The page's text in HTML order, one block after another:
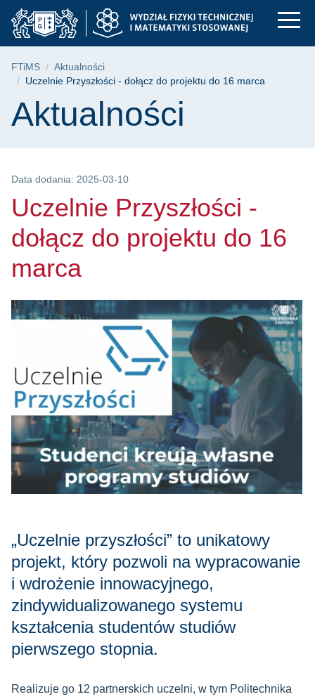
Przejdź
do
menu
Przejdź
do
wyszukiwarki
Przejdź
do
treści
Uczelnie
Ścieżka nawigacyjna
FTiMS
Aktualności
Uczelnie Przyszłości - dołącz do projektu do 16 marca
Treść strony
Aktualności
Data dodania: 2025-03-10
Uczelnie Przyszłości -
dołącz do projektu do 16
marca
„Uczelnie przyszłości” to unikatowy
projekt, który pozwoli na wypracowanie
i wdrożenie innowacyjnego,
zindywidualizowanego systemu
kształcenia studentów studiów
pierwszego stopnia.
Realizuje go 12 partnerskich uczelni, w tym Politechnika